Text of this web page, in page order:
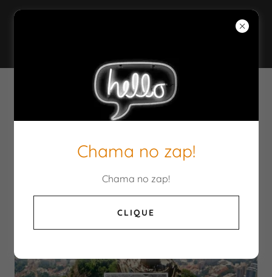
PEDRA MIRACEMA
Chama no zap!
Chama no zap!
CLIQUE